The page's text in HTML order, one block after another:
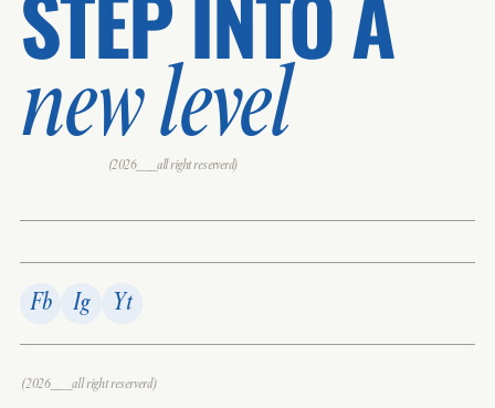
new level
(2026___all right reserverd)
Fb Ig Yt
(2026___all right reserverd)